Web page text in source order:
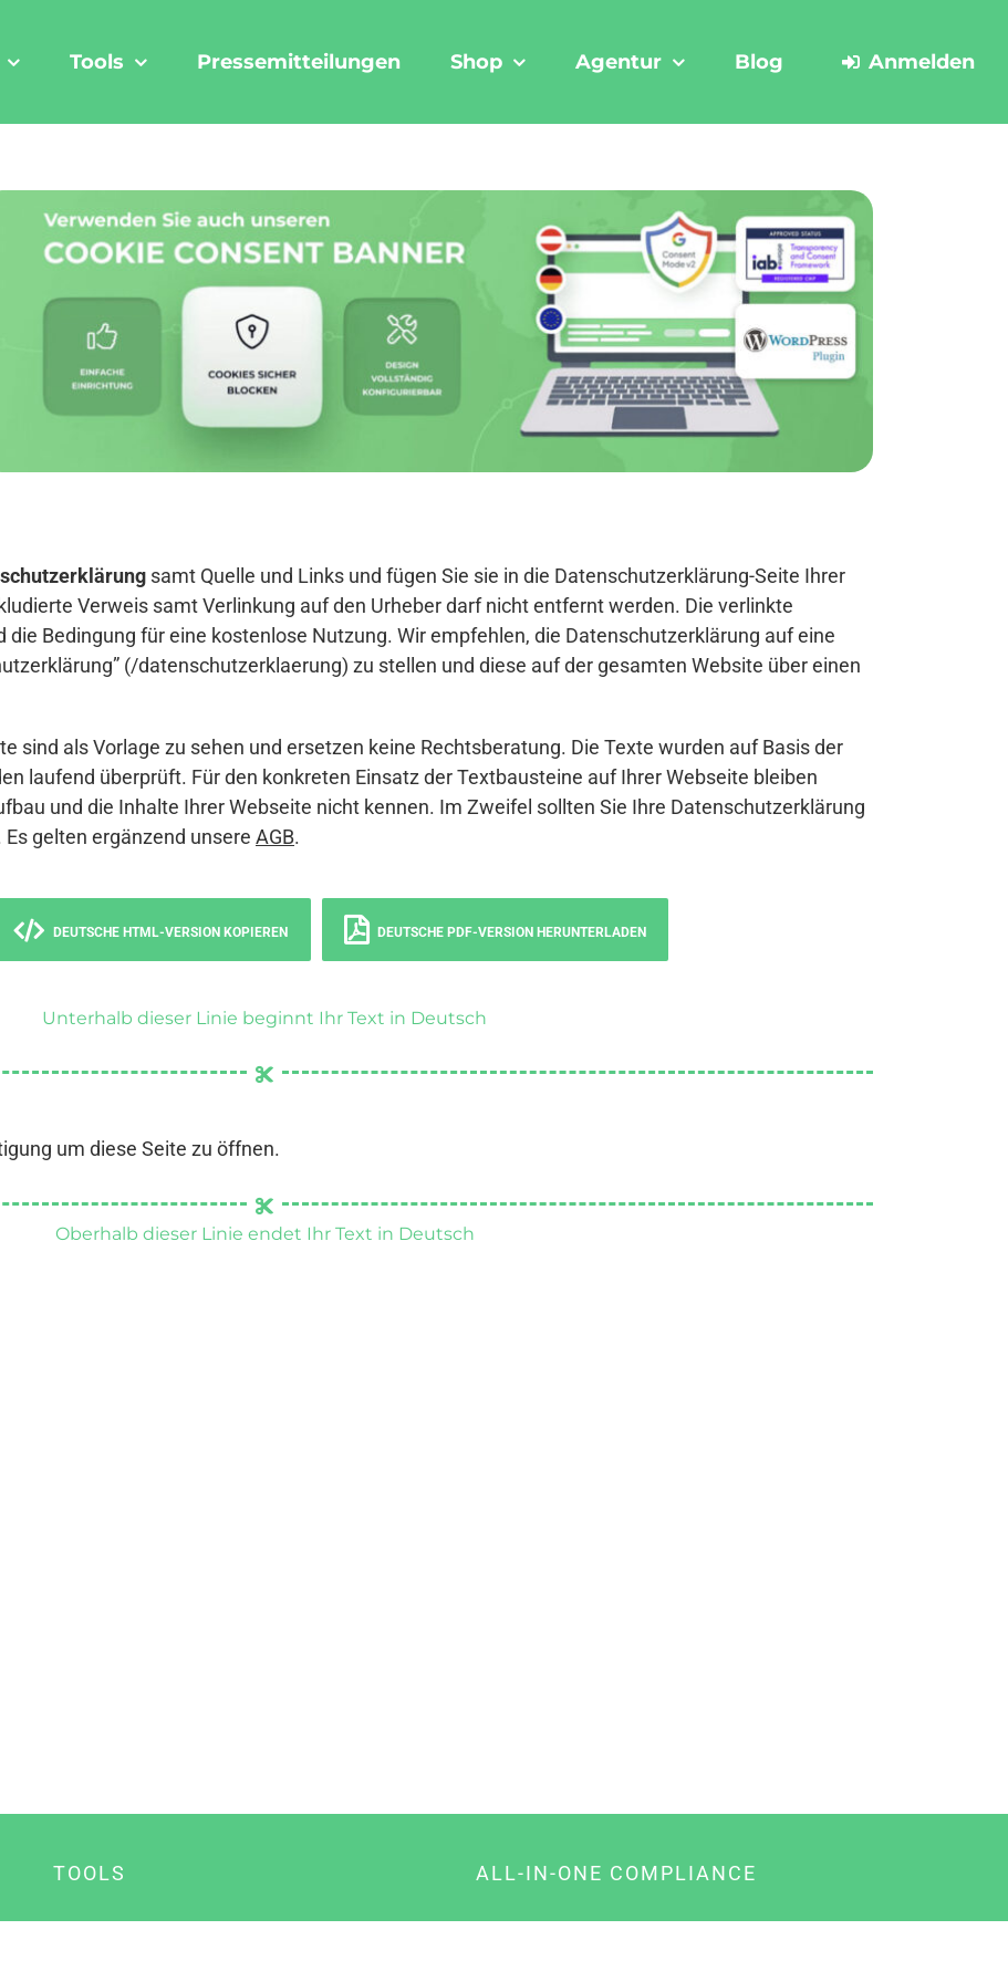
Tools Pressemitteilungen Shop Agentur Blog Anmelden
samt Quelle und Links und fügen Sie sie in die Datenschutzerklärung-Seite Ihrer
Verweis samt Verlinkung auf den Urheber darf nicht entfernt werden. Die verlinkte
die Bedingung für eine kostenlose Nutzung. Wir empfehlen, die Datenschutzerklärung auf eine
(/datenschutzerklaerung) zu stellen und diese auf der gesamten Website über einen
sind als Vorlage zu sehen und ersetzen keine Rechtsberatung. Die Texte wurden auf Basis der
laufend überprüft. Für den konkreten Einsatz der Textbausteine auf Ihrer Webseite bleiben
und die Inhalte Ihrer Webseite nicht kennen. Im Zweifel sollten Sie Ihre Datenschutzerklärung
gelten ergänzend unsere AGB.
DEUTSCHE HTML-VERSION KOPIEREN DEUTSCHE PDF-VERSION HERUNTERLADEN
Unterhalb dieser Linie beginnt Ihr Text in Deutsch
um diese Seite zu öffnen.
Oberhalb dieser Linie endet Ihr Text in Deutsch
TOOLS ALL-IN-ONE COMPLIANCE